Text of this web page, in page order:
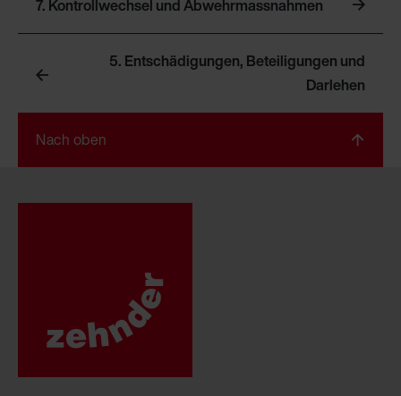
5. Entschädigungen, Beteiligungen und
Darlehen
7. Kontrollwechsel und Abwehrmassnahmen
Nach oben